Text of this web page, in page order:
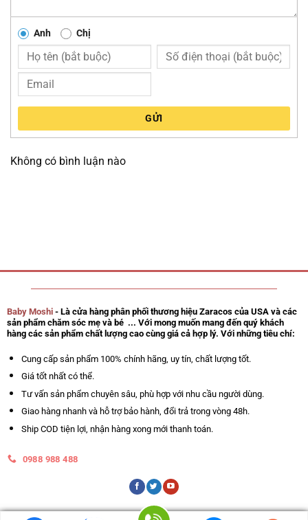
Anh Chị
GỬI
Không có bình luận nào
Baby Moshi- Là cửa hàng phân phối thương hiệu Zaracos của USA và các
sản phẩm chăm sóc mẹ và bé ... Với mong muốn mang đến quý khách
hàng các sản phẩm chất lượng cao cùng giá cả hợp lý. Với những tiêu chí:
Cung cấp sản phẩm 100% chính hãng, uy tín, chất lượng tốt.
Giá tốt nhất có thể.
Tư vấn sản phẩm chuyên sâu, phù hợp với nhu cầu người dùng.
Giao hàng nhanh và hỗ trợ bảo hành, đổi trả trong vòng 48h.
Ship COD tiện lợi, nhận hàng xong mới thanh toán.
0988 988 488